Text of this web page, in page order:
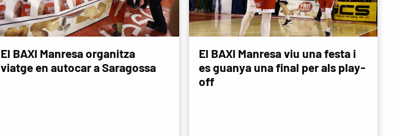
El BAXI Manresa organitza
viatge en autocar a Saragossa
El BAXI Manresa viu una festa i
es guanya una final per als play-
off